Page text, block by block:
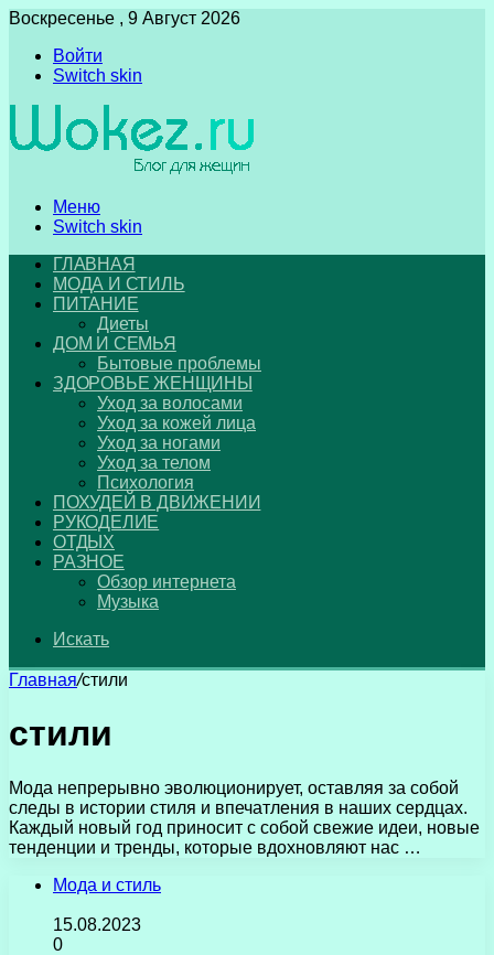
Воскресенье , 9 Август 2026
Войти
Switch skin
Меню
Switch skin
ГЛАВНАЯ
МОДА И СТИЛЬ
ПИТАНИЕ
Диеты
ДОМ И СЕМЬЯ
Бытовые проблемы
ЗДОРОВЬЕ ЖЕНЩИНЫ
Уход за волосами
Уход за кожей лица
Уход за ногами
Уход за телом
Психология
ПОХУДЕЙ В ДВИЖЕНИИ
РУКОДЕЛИЕ
ОТДЫХ
РАЗНОЕ
Обзор интернета
Музыка
Искать
Главная/стили
стили
Мода непрерывно эволюционирует, оставляя за собой
следы в истории стиля и впечатления в наших сердцах.
Каждый новый год приносит с собой свежие идеи, новые
тенденции и тренды, которые вдохновляют нас …
Мода и стиль
15.08.2023
0